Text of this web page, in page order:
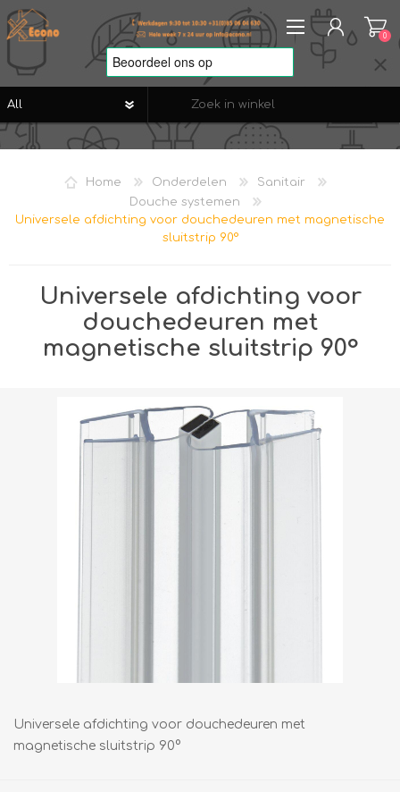
REGISTREREN
VERLANGLIJST
0
Home Onderdelen
Sanitair
Douche systemen
Universele afdichting voor douchedeuren met magnetische
sluitstrip 90°
Universele afdichting voor
douchedeuren met
magnetische sluitstrip 90°
Universele afdichting voor douchedeuren met
magnetische sluitstrip 90°